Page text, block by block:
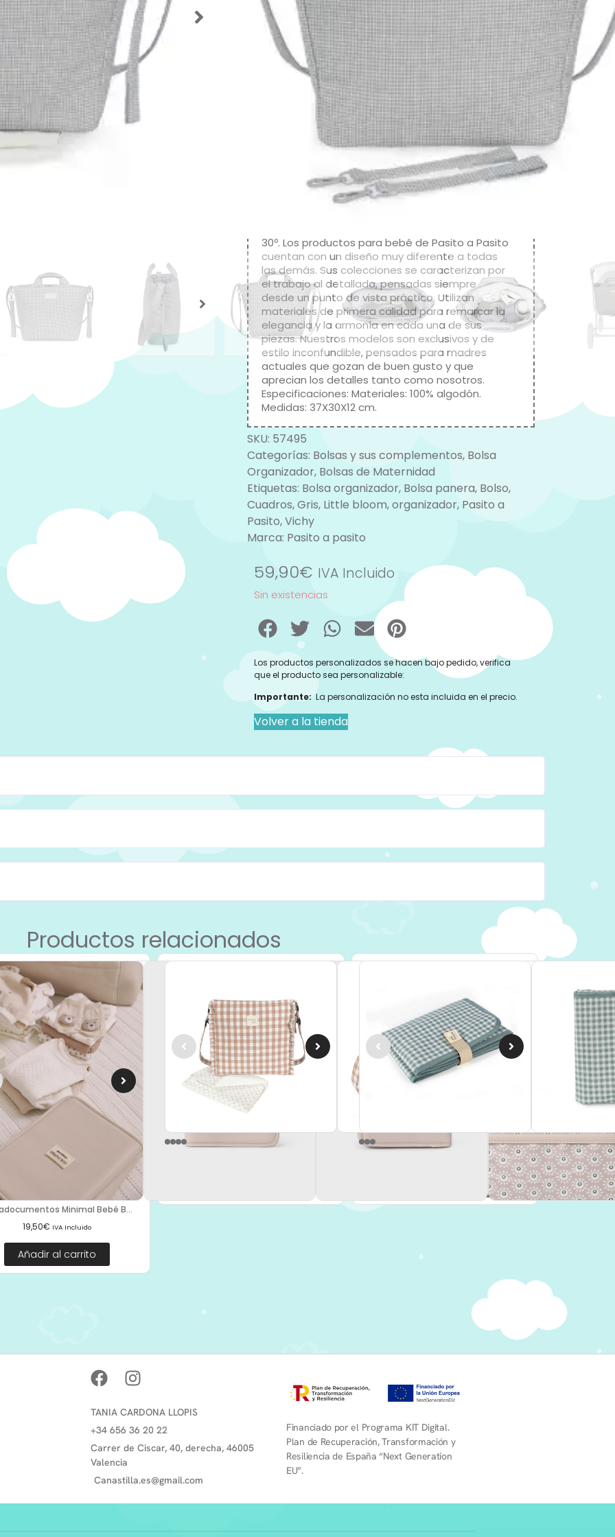
mano. Incluye asas adicionales universales para
colgarla al cochecito. Además, puedes usarla
para guardar tus cosas y así evitas llevar dos
bolsas al mismo tiempo. Si estás en la dulce
espera puedes tenerla preparada como bolsa
del bebé para el hospital. Acabados de calidad.
La bolsa canastilla de bebé cuenta con un forro
interior y bolsillos para colocar de forma
organizada el biberón, cubiertos, toallitas,
pañales, cremas y cualquier otra cosa que
necesite tu hijo. Entre los bolsillos hay un bolsillo
térmico para biberones y un bolsillo plastificado
para la ropa mojada. Incluye cambiador. Está
fabricado con materiales de gran calidad, libres
de colorantes azoicos, ftalatos y sustancias
30º. Los productos para bebé de Pasito a Pasito
cuentan con un diseño muy diferente a todas
las demás. Sus colecciones se caracterizan por
el trabajo al detallada, pensadas siempre
desde un punto de vista práctico. Utilizan
materiales de primera calidad para remarcar la
elegancia y la armonía en cada una de sus
piezas. Nuestros modelos son exclusivos y de
estilo inconfundible, pensados para madres
actuales que gozan de buen gusto y que
aprecian los detalles tanto como nosotros.
Especificaciones: Materiales: 100% algodón.
Medidas: 37X30X12 cm.
SKU: 57495
Categorías: Bolsas y sus complementos, Bolsa
Organizador, Bolsas de Maternidad
Etiquetas: Bolsa organizador, Bolsa panera, Bolso,
Cuadros,Gris, Little bloom,organizador, Pasito a
Pasito,Vichy
Marca: Pasito a pasito
59,90€ IVA Incluido
Sin existencias
Los productos personalizados se hacen bajo pedido, verifica
que el producto sea personalizable:
Importante:La personalización no esta incluida en el precio.
Volver a la tienda
Productos relacionados
Minimal Bebé B...
19,50€ IVA Incluido
Añadir al carrito
36343 Bolsa Canastilla Remy (R...
Cambiador I Love Vichy Verde W...
TANIA CARDONA LLOPIS
+34 656 36 20 22
Carrer de Ciscar, 40, derecha, 46005
Valencia
Canastilla.es@gmail.com
Financiado por el Programa KIT Digital.
Plan de Recuperación, Transformación y
Resiliencia de España “Next Generation
EU”.